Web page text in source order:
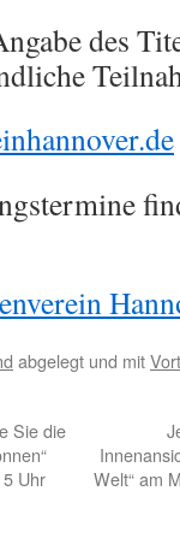
des
abgelegt und mit
Sie die
Uhr
Welt“ am